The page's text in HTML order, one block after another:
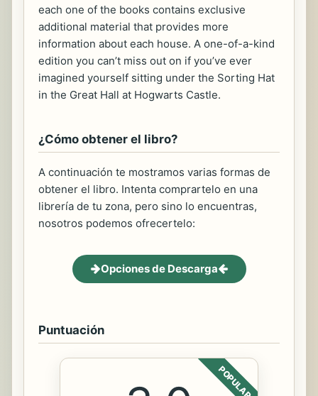
each one of the books contains exclusive
additional material that provides more
information about each house. A one-of-a-kind
edition you can’t miss out on if you’ve ever
imagined yourself sitting under the Sorting Hat
in the Great Hall at Hogwarts Castle.
¿Cómo obtener el libro?
A continuación te mostramos varias formas de
obtener el libro. Intenta comprartelo en una
librería de tu zona, pero sino lo encuentras,
nosotros podemos ofrecertelo:
Opciones de Descarga
Puntuación
POPULAR